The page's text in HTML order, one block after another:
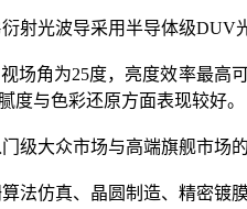
射光波导采用半导体级DUV
场角为25度，亮度效率最高
度与色彩还原方面表现较好。
级大众市场与高端旗舰市场
法仿真、晶圆制造、精密